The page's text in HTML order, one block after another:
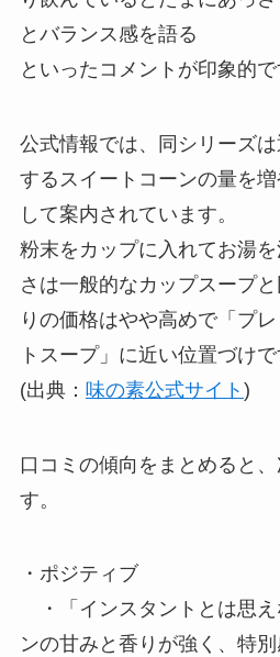
とバランス感を語る
といったコメントが印象的で
公式情報では、同シリーズ
するスイートコーンの量を
して案内されています。
粉末をカップに入れてお湯
さは一般的なカップスープ
りの価格はやや高めで「プ
トスープ」に近い位置づけで
(出典： 味の素公式サイト )
口コミの傾向をまとめると
す。
・ポジティブ
・「インスタントとは思
ンの甘みと香りが強く、特別